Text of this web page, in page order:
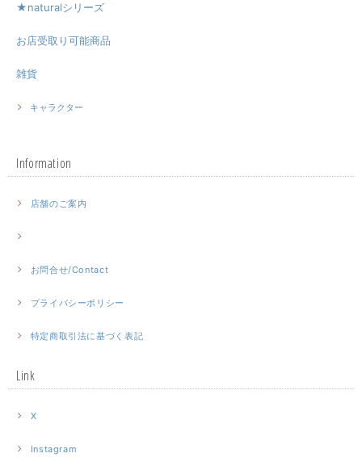
★naturalシリーズ
お店受取り可能商品
雑貨
キャラクター
Information
店舗のご案内
お問合せ/Contact
プライバシーポリシー
特定商取引法に基づく表記
Link
X
Instagram